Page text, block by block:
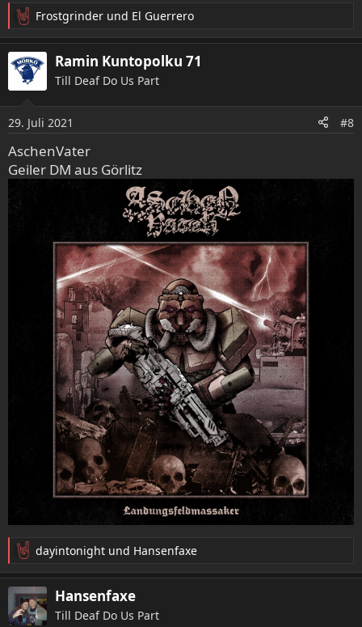
R
e
a
k
n
e
n
:
Frostgrinder und El Guerrero
Ramin Kuntopolku 71
Till Deaf Do Us Part
29. Juli 2021 #8
AschenVater
Geiler DM aus Görlitz
R
e
a
k
t
dayintonight und Hansenfaxe
Hansenfaxe
Till Deaf Do Us Part